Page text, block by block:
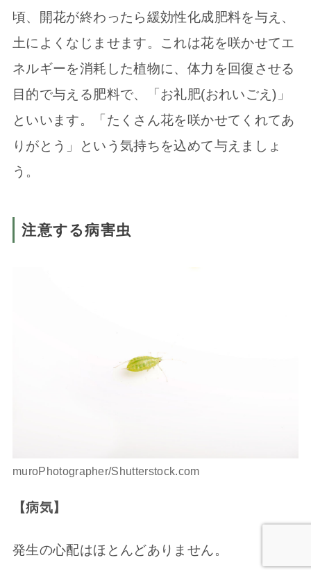
頃、開花が終わったら緩効性化成肥料を与え、
土によくなじませます。これは花を咲かせてエ
ネルギーを消耗した植物に、体力を回復させる
目的で与える肥料で、「お礼肥(おれいごえ)」
といいます。「たくさん花を咲かせてくれてあ
りがとう」という気持ちを込めて与えましょ
う。
注意する病害虫
muroPhotographer/Shutterstock.com
【病気】
発生の心配はほとんどありません。